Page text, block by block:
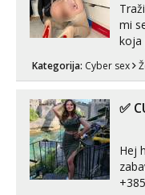
mi
koja
Kategorija: Cyber sex
✅
Hej